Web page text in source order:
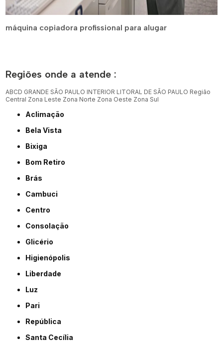
máquina copiadora profissional para alugar
Regiões onde a atende :
ABCD GRANDE SÃO PAULO INTERIOR LITORAL DE SÃO PAULO Região
Central Zona Leste Zona Norte Zona Oeste Zona Sul
Aclimação
Bela Vista
Bixiga
Bom Retiro
Brás
Cambuci
Centro
Consolação
Glicério
Higienópolis
Liberdade
Luz
Pari
República
Santa Cecília